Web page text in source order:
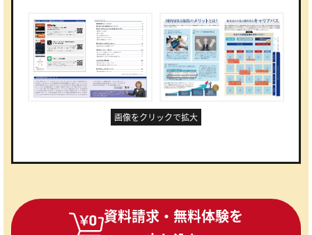
画像をクリックで拡大
資料請求・無料体験を